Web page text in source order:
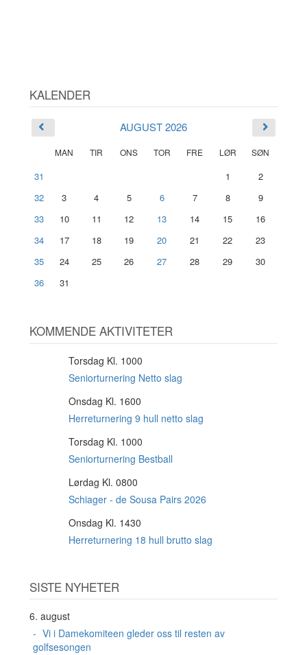
KALENDER
AUGUST 2026
MAN TIR ONS TOR FRE LØR SØN
31 1
2
32
3 4 5 6 7 8
9
33
10 11 12 13 14 15
16
34
17 18 19 20 21 22
23
35
24 25 26 27 28 29
30
36
31
KOMMENDE AKTIVITETER
Torsdag Kl. 1000
Seniorturnering Netto slag
Onsdag Kl. 1600
Herreturnering 9 hull netto slag
Torsdag Kl. 1000
Seniorturnering Bestball
Lørdag Kl. 0800
Schiager - de Sousa Pairs 2026
Onsdag Kl. 1430
Herreturnering 18 hull brutto slag
SISTE NYHETER
6. august
Vi i Damekomiteen gleder oss til resten av
golfsesongen